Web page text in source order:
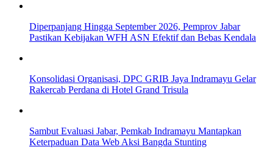
Diperpanjang Hingga September 2026, Pemprov Jabar
Pastikan Kebijakan WFH ASN Efektif dan Bebas Kendala
Konsolidasi Organisasi, DPC GRIB Jaya Indramayu Gelar
Rakercab Perdana di Hotel Grand Trisula
Sambut Evaluasi Jabar, Pemkab Indramayu Mantapkan
Keterpaduan Data Web Aksi Bangda Stunting